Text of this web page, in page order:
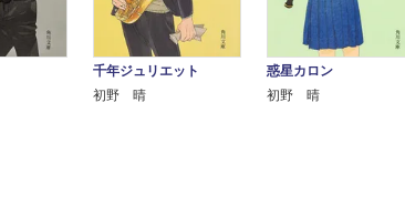
千年ジュリエット
初野 晴
惑星カロン
初野 晴